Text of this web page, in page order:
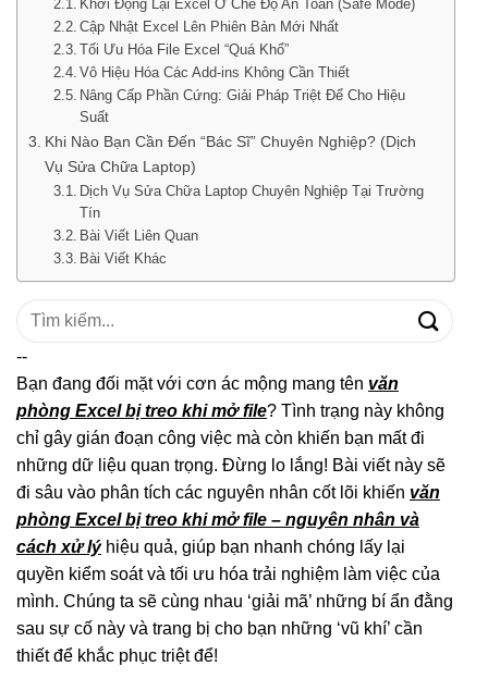
Khởi Động Lại Excel Ở Chế Độ An Toàn (Safe Mode)
Cập Nhật Excel Lên Phiên Bản Mới Nhất
Tối Ưu Hóa File Excel “Quá Khổ”
Vô Hiệu Hóa Các Add-ins Không Cần Thiết
Nâng Cấp Phần Cứng: Giải Pháp Triệt Để Cho Hiệu
Suất
Khi Nào Bạn Cần Đến “Bác Sĩ” Chuyên Nghiệp? (Dịch
Vụ Sửa Chữa Laptop)
Dịch Vụ Sửa Chữa Laptop Chuyên Nghiệp Tại Trường
Tín
Bài Viết Liên Quan
Bài Viết Khác
Tìm
--
Bạn đang đối mặt với cơn ác mộng mang tên văn
phòng Excel bị treo khi mở file? Tình trạng này không
chỉ gây gián đoạn công việc mà còn khiến bạn mất đi
những dữ liệu quan trọng. Đừng lo lắng! Bài viết này sẽ
đi sâu vào phân tích các nguyên nhân cốt lõi khiến văn
phòng Excel bị treo khi mở file – nguyên nhân và
cách xử lýhiệu quả, giúp bạn nhanh chóng lấy lại
quyền kiểm soát và tối ưu hóa trải nghiệm làm việc của
mình. Chúng ta sẽ cùng nhau ‘giải mã’ những bí ẩn đằng
sau sự cố này và trang bị cho bạn những ‘vũ khí’ cần
thiết để khắc phục triệt để!